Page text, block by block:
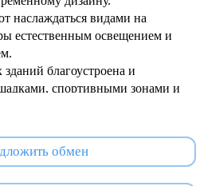
наслаждаться видами на
естественным освещением и
благоустроена и
спортивными зонами и
обеспечивает оптимальное
делая проживание
обмен